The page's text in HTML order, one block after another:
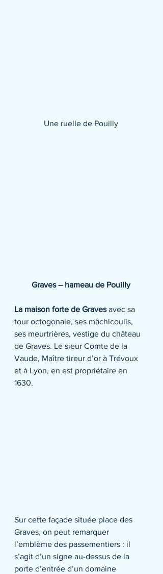
Une ruelle de Pouilly
Graves – hameau de Pouilly
La maison forte de Graves avec sa
tour octogonale, ses mâchicoulis,
ses meurtrières, vestige du château
de Graves. Le sieur Comte de la
Vaude, Maître tireur d’or à Trévoux
et à Lyon, en est propriétaire en
1630.
Sur cette façade située place des
Graves, on peut remarquer
l’emblème des passementiers : il
s’agit d’un signe au-dessus de la
porte d’entrée d’un domaine